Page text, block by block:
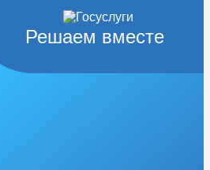
Решаем вместе